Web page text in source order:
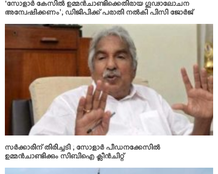
‘സോളാര്‍ കേസില്‍ ഉമ്മന്‍ചാണ്ടിക്കെതിരായ ഗൂഢാലോചന
അന്വേഷിക്കണം’; ഡിജിപിക്ക് പരാതി നല്‍കി പിസി ജോര്‍ജ്
സര്‍ക്കാരിന് തിരിച്ചടി ; സോളാര്‍ പീഡനക്കേസില്‍
ഉമ്മന്‍ചാണ്ടിക്കും സിബിഐ ക്ലീന്‍ചിറ്റ്